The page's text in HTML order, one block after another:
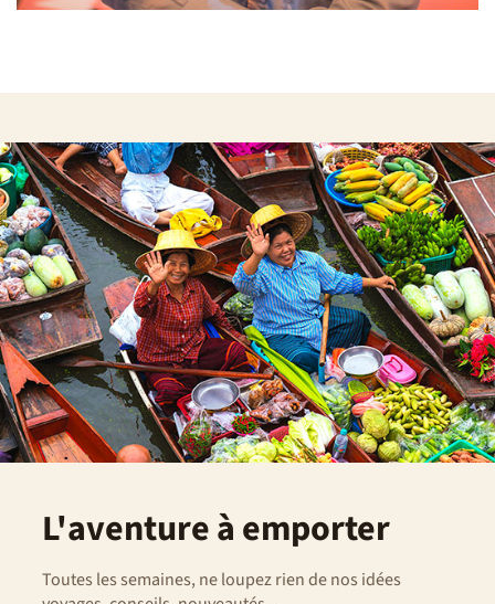
L'aventure à emporter
Toutes les semaines, ne loupez rien de nos idées